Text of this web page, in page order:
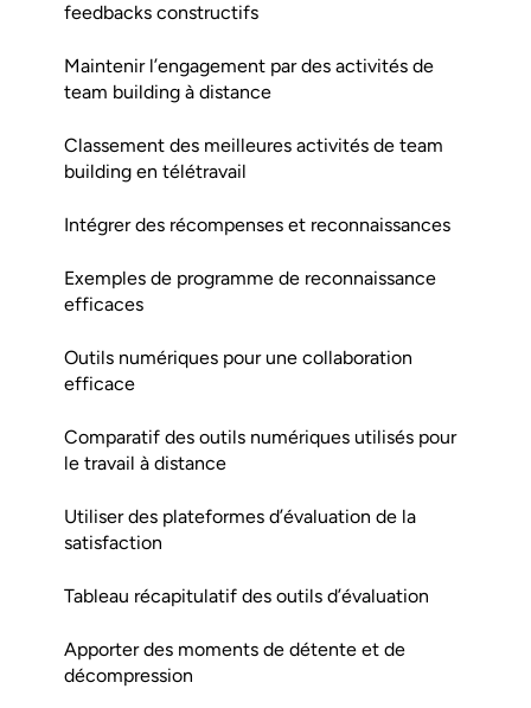
feedbacks constructifs
Maintenir l’engagement par des activités de
team building à distance
Classement des meilleures activités de team
building en télétravail
Intégrer des récompenses et reconnaissances
Exemples de programme de reconnaissance
efficaces
Outils numériques pour une collaboration
efficace
Comparatif des outils numériques utilisés pour
le travail à distance
Utiliser des plateformes d’évaluation de la
satisfaction
Tableau récapitulatif des outils d’évaluation
Apporter des moments de détente et de
décompression